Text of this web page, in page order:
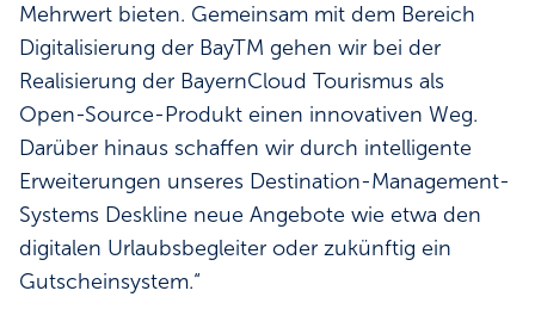
Mehrwert bieten. Gemeinsam mit dem Bereich
Digitalisierung der BayTM gehen wir bei der
Realisierung der BayernCloud Tourismus als
Open-Source-Produkt einen innovativen Weg.
Darüber hinaus schaffen wir durch intelligente
Erweiterungen unseres Destination-Management-
Systems Deskline neue Angebote wie etwa den
digitalen Urlaubsbegleiter oder zukünftig ein
Gutscheinsystem.“